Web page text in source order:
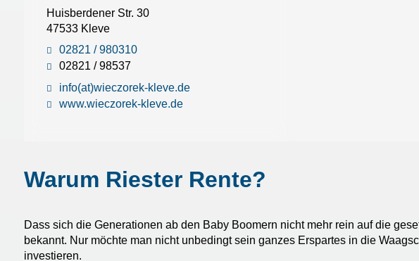
Huisberdener Str. 30
47533 Kleve
02821 / 980310
02821 / 98537
info(at)wieczorek-kleve.de
www.wieczorek-kleve.de
Warum Riester Rente?
Dass sich die Generationen ab den Baby Boomern nicht mehr rein auf die
bekannt. Nur möchte man nicht unbedingt sein ganzes Erspartes in die
investieren.